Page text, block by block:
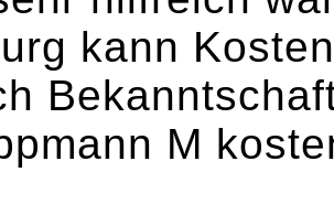
kann
M